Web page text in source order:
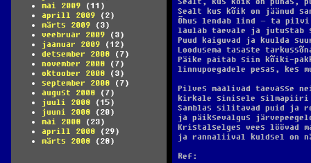
mai 2009 (11)
aprill 2009 (2)
märts 2009 (3)
veebruar 2009 (3)
jaanuar 2009 (12)
detsember 2008 (7)
november 2008 (7)
oktoober 2008 (3)
september 2008 (7)
august 2008 (7)
juuli 2008 (15)
juuni 2008 (20)
mai 2008 (23)
aprill 2008 (29)
märts 2008 (28)
Sealt kus kõik on jäänud
Õhus lendab lind – ta pilvi
laulab taevale ja jutustab
Puud kaiguvad ja kuulda
Loodusema tasaste
Päike paitab siin kõiki-
linnupoegadele pesas, kes
Pilves maalivad taevasse
kirkale sinisele silmapiiri
Samblas silitavad puid ja
ja päiksevalgus
Kristalselges vees löövad
ja rannaliival kuldsel on
Ref: